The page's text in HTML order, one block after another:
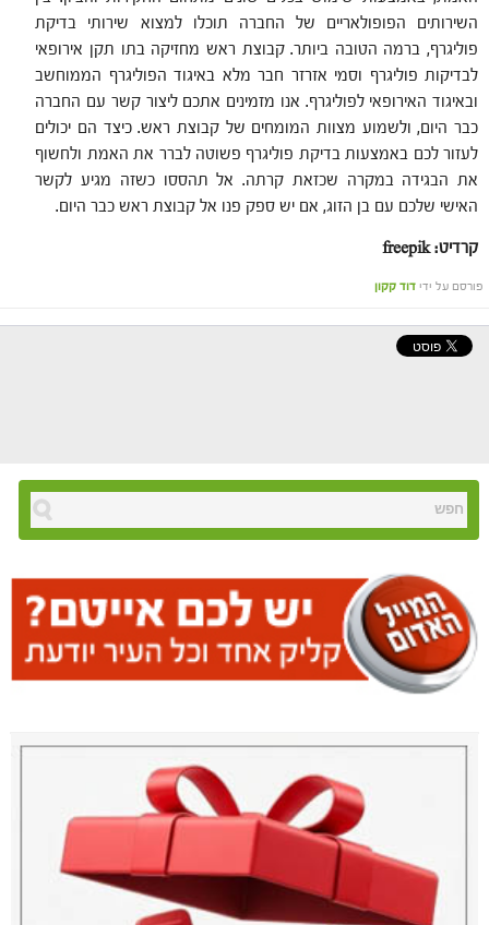
השירותים הפופולאריים של החברה תוכלו למצוא שירותי בדיקת
פוליגרף, ברמה הטובה ביותר. קבוצת ראש מחזיקה בתו תקן אירופאי
לבדיקות פוליגרף וסמי אזרזר חבר מלא באיגוד הפוליגרף הממוחשב
ובאיגוד האירופאי לפוליגרף. אנו מזמינים אתכם ליצור קשר עם החברה
כבר היום, ולשמוע מצוות המומחים של קבוצת ראש. כיצד הם יכולים
לעזור לכם באמצעות בדיקת פוליגרף פשוטה לברר את האמת ולחשוף
את הבגידה במקרה שכזאת קרתה. אל תהססו כשזה מגיע לקשר
האישי שלכם עם בן הזוג, אם יש ספק פנו אל קבוצת ראש כבר היום.
קרדיט: freepik
פורסם על ידי דוד קקון